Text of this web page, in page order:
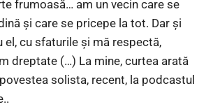
frumoasă… am un vecin care se
și care se pricepe la tot. Dar și
el, cu sfaturile și mă respectă,
dreptate (…) La mine, curtea arată
solista, recent, la podcastul